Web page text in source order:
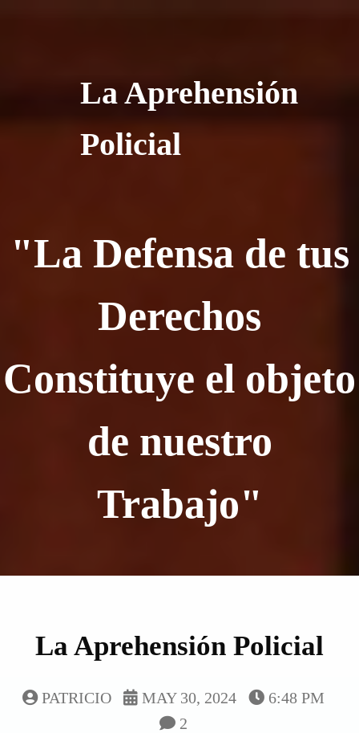
La Aprehensión
Policial
"La Defensa de tus
Derechos
Constituye el objeto
de nuestro
Trabajo"
La Aprehensión Policial
PATRICIO MAY 30, 2024
6:48 PM
2